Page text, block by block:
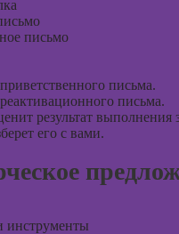
письмо
письма.
письма.
результат выполнения
его с вами.
инструменты